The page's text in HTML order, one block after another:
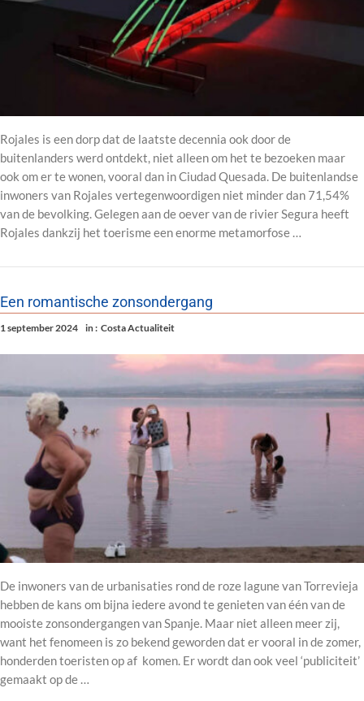
Rojales is een dorp dat de laatste decennia ook door de
buitenlanders werd ontdekt, niet alleen om het te bezoeken maar
ook om er te wonen, vooral dan in Ciudad Quesada. De buitenlandse
inwoners van Rojales vertegenwoordigen niet minder dan 71,54%
van de bevolking. Gelegen aan de oever van de rivier Segura heeft
Rojales dankzij het toerisme een enorme metamorfose …
Een romantische zonsondergang
1 september 2024 in : Costa Actualiteit
De inwoners van de urbanisaties rond de roze lagune van Torrevieja
hebben de kans om bijna iedere avond te genieten van één van de
mooiste zonsondergangen van Spanje. Maar niet alleen meer zij,
want het fenomeen is zo bekend geworden dat er vooral in de zomer,
honderden toeristen op af komen. Er wordt dan ook veel ‘publiciteit’
gemaakt op de …